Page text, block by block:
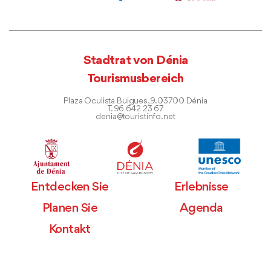
Stadtrat von Dénia
Tourismusbereich
Plaza Oculista Buigues, 9. 03700 Dénia
T. 96 642 23 67
denia@touristinfo.net
Entdecken Sie
Erlebnisse
Planen Sie
Agenda
Kontakt